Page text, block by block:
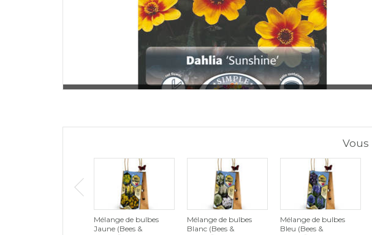
Vous
Mélange de bulbes
Jaune (Bees &
Mélange de bulbes
Blanc (Bees &
Mélange de bulbes
Bleu (Bees &